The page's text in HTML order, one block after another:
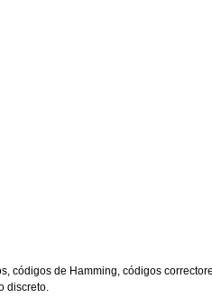
códigos de Hamming, códigos
discreto.